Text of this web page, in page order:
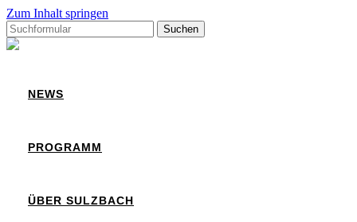
Zum Inhalt springen
Suchen
nach:
Sulzbach
NEWS
PROGRAMM
ÜBER SULZBACH